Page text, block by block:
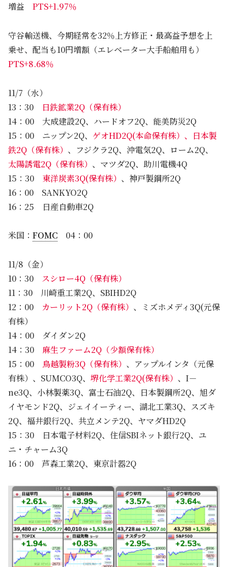
増益 PTS+1.97％
守谷輸送機、今期経常を32％上方修正・最高益予想を上
乗せ、配当も10円増額（エレベーター大手船舶用も）
PTS+8.68％
11/7（水）
13：30
日鉄鉱業2Q（保有株）
14：00 大成建設2Q、ハードオフ2Q、能美防災2Q
15：00 ニップン2Q、 ゲオHD2Q(本命保有株）、日本製
鉄2Q（保有株） 、フジクラ2Q、沖電気2Q、ローム2Q、
太陽誘電2Q（保有株） 、マツダ2Q、助川電機4Q
15：30 東洋炭素3Q(保有株） 、神戸製鋼所2Q
16：00 SANKYO2Q
16：25 日産自動車2Q
米国： FOMC 04：00
11/8（金）
10：30 スシロー4Q（保有株）
11：30 川崎重工業2Q、SBIHD2Q
12：00 カーリット2Q（保有株） 、ミズホメディ3Q(元保
有株）
14：00 ダイダン2Q
14：30 麻生ファーム2Q（少額保有株）
15：00 鳥越製粉3Q（保有株） 、アップルインタ（元保
有株）、SUMCO3Q、 堺化学工業2Q(保有株） 、I－
ne3Q、小林製薬3Q、富士石油2Q、日本製鋼所2Q、旭ダ
イヤモンド2Q、ジェイイーティー、湖北工業3Q、スズキ
2Q、福井銀行2Q、共立メンテ2Q、ヤマダHD2Q
15：30 日本電子材料2Q、住信SBIネット銀行2Q、ユ
ニ・チャーム3Q
16：00 芦森工業2Q、東京計器2Q